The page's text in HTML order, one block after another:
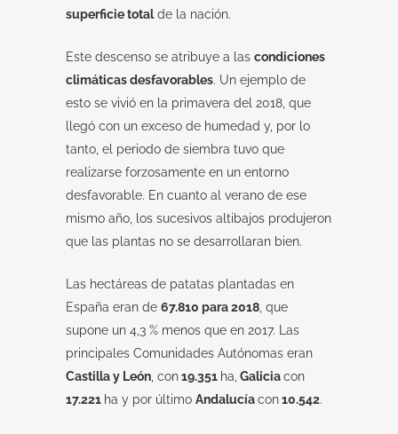
superficie totalde la nación.
Este descenso se atribuye a las condiciones
climáticas desfavorables. Un ejemplo de
esto se vivió en la primavera del 2018, que
llegó con un exceso de humedad y, por lo
tanto, el periodo de siembra tuvo que
realizarse forzosamente en un entorno
desfavorable. En cuanto al verano de ese
mismo año, los sucesivos altibajos produjeron
que las plantas no se desarrollaran bien.
Las hectáreas de patatas plantadas en
España eran de 67.810 para 2018 , que
supone un 4,3 % menos que en 2017. Las
principales Comunidades Autónomas eran
Castilla y León , con19.351 ha, Galiciacon
17.221 ha y por último Andalucíacon10.542.